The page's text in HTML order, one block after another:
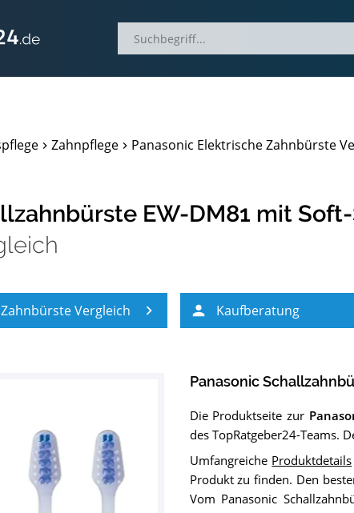
Zahnpflege Panasonic Elektrische Zahnbürste
EW-DM81 mit
Vergleich Kaufberatung
Panasonic
Die Produktseite zur
des TopRatgeber24-Teams.
Umfangreiche Produktdetails
Produkt zu finden. Den
Vom Panasonic